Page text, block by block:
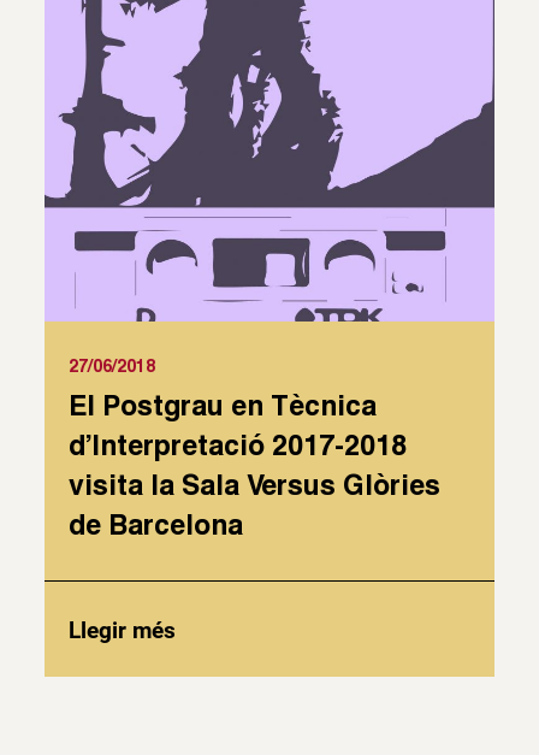
27/06/2018
El Postgrau en Tècnica
d’Interpretació 2017-2018
visita la Sala Versus Glòries
de Barcelona
Llegir més